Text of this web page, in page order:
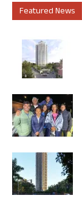
Featured News